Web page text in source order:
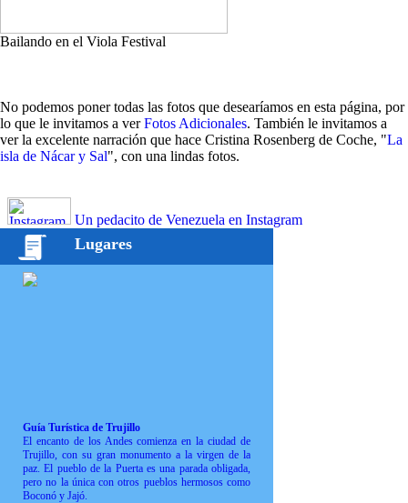
Bailando en el Viola Festival
No podemos poner todas las fotos que desearíamos en esta página, por
lo que le invitamos a verFotos Adicionales. También le invitamos a
ver la excelente narración que hace Cristina Rosenberg de Coche, "La
isla de Nácar y Sal", con una lindas fotos.
Un pedacito de Venezuela en Instagram
Lugares
Guía Turística de Trujillo
El encanto de los Andes comienza en la ciudad de
Trujillo, con su gran monumento a la virgen de la
paz. El pueblo de la Puerta es una parada obligada,
pero no la única con otros pueblos hermosos como
Boconó y Jajó.